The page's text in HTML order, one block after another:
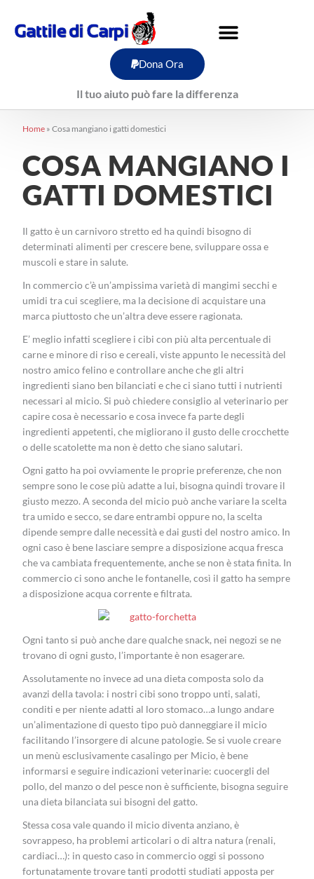
contenuto
Dona Ora
Il tuo aiuto può fare la differenza
Home » Cosa mangiano i gatti domestici
COSA MANGIANO I
GATTI DOMESTICI
Il gatto è un carnivoro stretto ed ha quindi bisogno di
determinati alimenti per crescere bene, sviluppare ossa e
muscoli e stare in salute.
In commercio c’è un’ampissima varietà di mangimi secchi e
umidi tra cui scegliere, ma la decisione di acquistare una
marca piuttosto che un’altra deve essere ragionata.
E’ meglio infatti scegliere i cibi con più alta percentuale di
carne e minore di riso e cereali, viste appunto le necessità del
nostro amico felino e controllare anche che gli altri
ingredienti siano ben bilanciati e che ci siano tutti i nutrienti
necessari al micio. Si può chiedere consiglio al veterinario per
capire cosa è necessario e cosa invece fa parte degli
ingredienti appetenti, che migliorano il gusto delle crocchette
o delle scatolette ma non è detto che siano salutari.
Ogni gatto ha poi ovviamente le proprie preferenze, che non
sempre sono le cose più adatte a lui, bisogna quindi trovare il
giusto mezzo. A seconda del micio può anche variare la scelta
tra umido e secco, se dare entrambi oppure no, la scelta
dipende sempre dalle necessità e dai gusti del nostro amico. In
ogni caso è bene lasciare sempre a disposizione acqua fresca
che va cambiata frequentemente, anche se non è stata finita. In
commercio ci sono anche le fontanelle, così il gatto ha sempre
a disposizione acqua corrente e filtrata.
Ogni tanto si può anche dare qualche snack, nei negozi se ne
trovano di ogni gusto, l’importante è non esagerare.
Assolutamente no invece ad una dieta composta solo da
avanzi della tavola: i nostri cibi sono troppo unti, salati,
conditi e per niente adatti al loro stomaco…a lungo andare
un’alimentazione di questo tipo può danneggiare il micio
facilitando l’insorgere di alcune patologie. Se si vuole creare
un menù esclusivamente casalingo per Micio, è bene
informarsi e seguire indicazioni veterinarie: cuocergli del
pollo, del manzo o del pesce non è sufficiente, bisogna seguire
una dieta bilanciata sui bisogni del gatto.
Stessa cosa vale quando il micio diventa anziano, è
sovrappeso, ha problemi articolari o di altra natura (renali,
cardiaci…): in questo caso in commercio oggi si possono
fortunatamente trovare tanti prodotti studiati apposta per